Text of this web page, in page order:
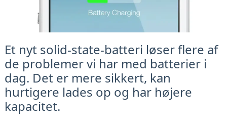
Et nyt solid-state-batteri løser flere af
de problemer vi har med batterier i
dag. Det er mere sikkert, kan
hurtigere lades op og har højere
kapacitet.